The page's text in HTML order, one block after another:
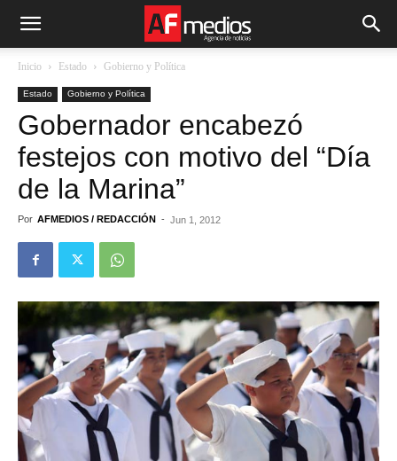
Inicio Estado Gobierno y Política
Estado Gobierno y Política
Gobernador encabezó
festejos con motivo del “Día
de la Marina”
Por AFMEDIOS / REDACCIÓN - Jun 1, 2012